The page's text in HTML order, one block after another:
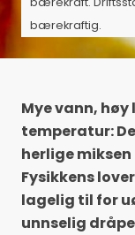
bærekraftig.
Mye vann,
temperatur:
herlige
Fysikkens
lagelig til for
unnselig